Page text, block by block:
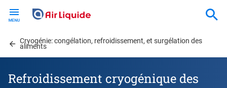
content
Cryogénie: congélation, refroidissement, et surgélation des
aliments
Refroidissement cryogénique des